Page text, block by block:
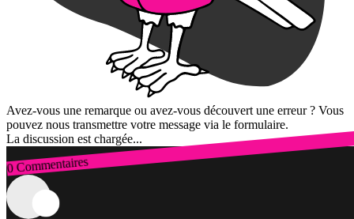
Avez-vous une remarque ou avez-vous découvert une erreur ? Vous
pouvez nous transmettre votre message via le formulaire.
La discussion est chargée...
0 Commentaires
Connexion